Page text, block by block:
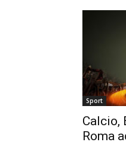
Sport
Calcio,
Roma